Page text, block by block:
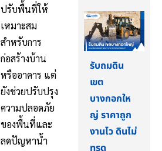
ปรับพื้นที่ให้
เหมาะสม
สำหรับการ
ก่อสร้างบ้าน
หรืออาคาร แต่
ยังช่วยปรับปรุง
ความปลอดภัย
ของพื้นที่และ
ลดปัญหาน้ำ
รับถมดิน
เขต
บางกอกให
ญ่ ราคาถูก
งานไว ดินไม่
ทรุด